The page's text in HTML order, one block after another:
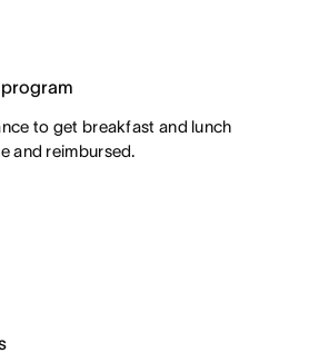
to get breakfast and lunch
and reimbursed.